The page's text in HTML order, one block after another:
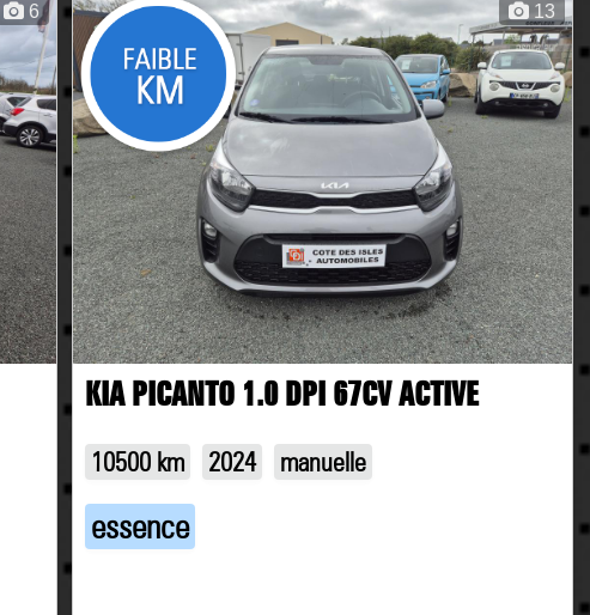
6 13
KIA PICANTO 1.0 DPI 67CV ACTIVE
10500 km 2024 manuelle
essence